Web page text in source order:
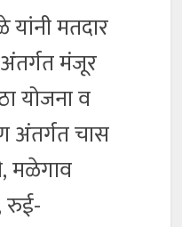
मतदार
मंजूर
योजना व
अंतर्गत चास
मळेगाव
रुई-